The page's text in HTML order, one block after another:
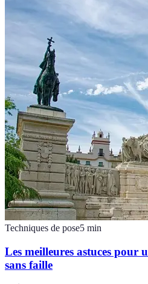
Techniques de pose5 min
Les meilleures astuces pour
sans faille